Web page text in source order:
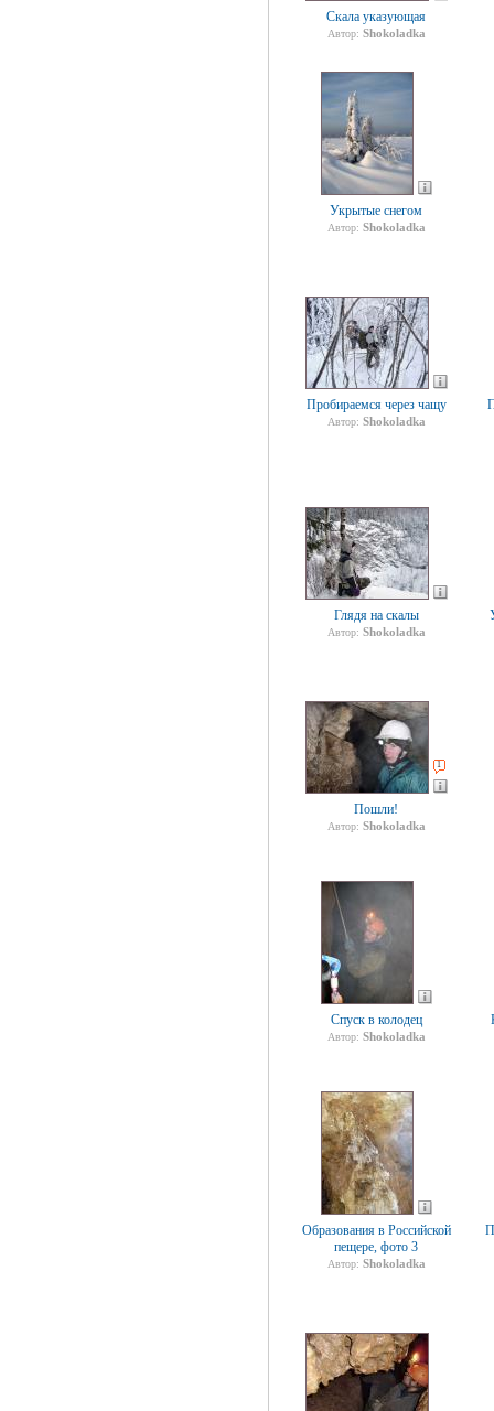
Скала указующая
Автор: Shokoladka
Укрытые снегом
Автор: Shokoladka
Пробираемся через чащу
Автор: Shokoladka
Глядя на скалы
Автор: Shokoladka
1
Пошли!
Автор: Shokoladka
Спуск в колодец
Автор: Shokoladka
Образования в Российской
пещере, фото 3
Автор: Shokoladka